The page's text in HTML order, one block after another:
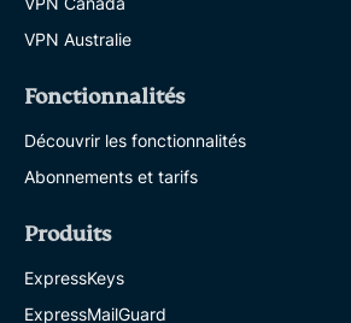
VPN Australie
Fonctionnalités
Découvrir les fonctionnalités
Abonnements et tarifs
Produits
ExpressKeys
ExpressMailGuard